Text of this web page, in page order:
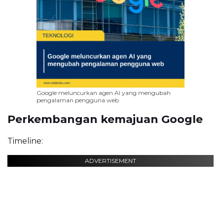
Google meluncurkan agen AI yang mengubah
pengalaman pengguna web
Perkembangan kemajuan Google
Timeline:
ADVERTISEMENT